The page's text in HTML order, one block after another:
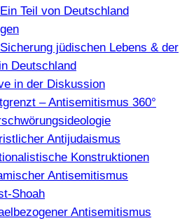
Teil von Deutschland
jüdischen Lebens & der
Deutschland
in der Diskussion
– Antisemitismus 360°
Antijudaismus
Konstruktionen
Antisemitismus
Shoah
Antisemitismus